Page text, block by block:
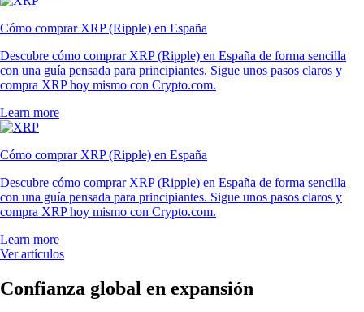
Cómo comprar XRP (Ripple) en España
Descubre cómo comprar XRP (Ripple) en España de forma sencilla
con una guía pensada para principiantes. Sigue unos pasos claros y
compra XRP hoy mismo con Crypto.com.
Learn more
Cómo comprar XRP (Ripple) en España
Descubre cómo comprar XRP (Ripple) en España de forma sencilla
con una guía pensada para principiantes. Sigue unos pasos claros y
compra XRP hoy mismo con Crypto.com.
Learn more
Ver artículos
Confianza global en expansión